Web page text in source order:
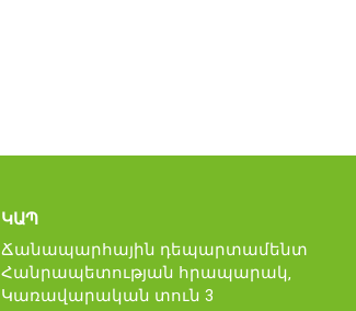
ԿԱՊ
Ճանապարհային դեպարտամենտ
Հանրապետության հրապարակ‚
Կառավարական տուն 3